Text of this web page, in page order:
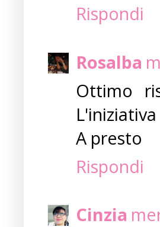
Rispondi
Rosalba
Ottimo
A presto
Rispondi
Cinzia